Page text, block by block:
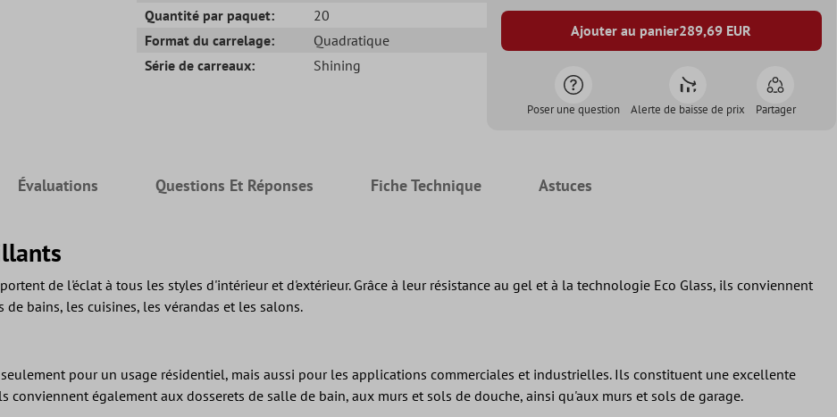
Quantité par paquet:
20
Format du carrelage:
Quadratique
Série de carreaux:
Shining
Ajouter au panier289,69 EUR
Poser une question Alerte de baisse de prix Partager
Évaluations Questions Et Réponses Fiche Technique Astuces
de l'éclat à tous les styles d'intérieur et d'extérieur. Grâce à leur résistance au gel et à la technologie Eco Glass, ils conviennent
bains, les cuisines, les vérandas et les salons.
pour un usage résidentiel, mais aussi pour les applications commerciales et industrielles. Ils constituent une excellente
conviennent également aux dosserets de salle de bain, aux murs et sols de douche, ainsi qu'aux murs et sols de garage.